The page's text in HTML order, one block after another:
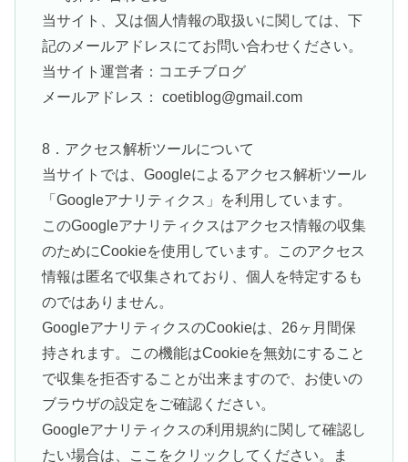
当サイト、又は個人情報の取扱いに関しては、下
記のメールアドレスにてお問い合わせください。
当サイト運営者：コエチブログ
メールアドレス： coetiblog@gmail.com
8．アクセス解析ツールについて
当サイトでは、Googleによるアクセス解析ツール
「Googleアナリティクス」を利用しています。
このGoogleアナリティクスはアクセス情報の収集
のためにCookieを使用しています。このアクセス
情報は匿名で収集されており、個人を特定するも
のではありません。
GoogleアナリティクスのCookieは、26ヶ月間保
持されます。この機能はCookieを無効にすること
で収集を拒否することが出来ますので、お使いの
ブラウザの設定をご確認ください。
Googleアナリティクスの利用規約に関して確認し
たい場合は、ここをクリックしてください。ま